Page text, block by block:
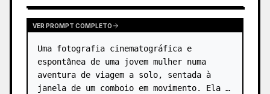
VER PROMPT COMPLETO
Uma fotografia cinematográfica e
espontânea de uma jovem mulher numa
aventura de viagem a solo, sentada à
janela de um comboio em movimento. Ela